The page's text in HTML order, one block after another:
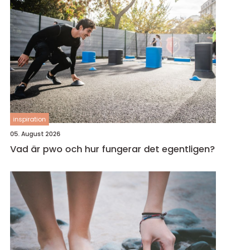
inspiration
05. August 2026
Vad är pwo och hur fungerar det egentligen?